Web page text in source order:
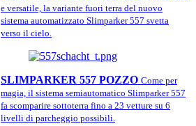
e versatile, la variante fuori terra del nuovo
sistema automatizzato Slimparker 557 svetta
verso il cielo.
SLIMPARKER 557 POZZO Come per
magia, il sistema semiautomatico Slimparker 557
fa scomparire sottoterra fino a 23 vetture su 6
livelli di parcheggio possibili.